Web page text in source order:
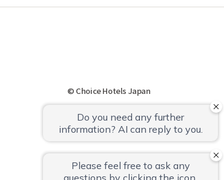
© Choice Hotels Japan